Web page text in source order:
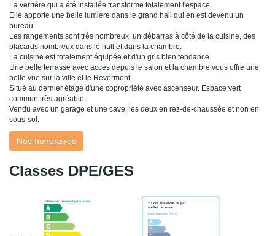
La verrière qui a été installée transforme totalement l'espace.
Elle apporte une belle lumière dans le grand hall qui en est devenu un
bureau.
Les rangements sont très nombreux, un débarras à côté de la cuisine, des
placards nombreux dans le hall et dans la chambre.
La cuisine est totalement équipée et d'un gris bien tendance.
Une belle terrasse avec accès depuis le salon et la chambre vous offre une
belle vue sur la ville et le Revermont.
Situé au dernier étage d'une copropriété avec ascenseur. Espace vert
commun très agréable.
Vendu avec un garage et une cave, les deux en rez-de-chaussée et non en
sous-sol.
Nos honoraires
Classes DPE/GES